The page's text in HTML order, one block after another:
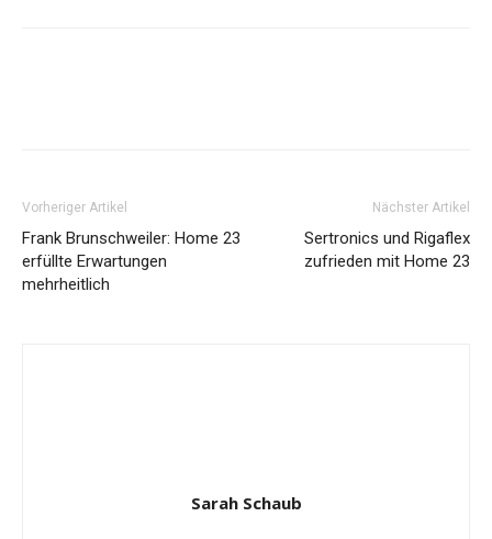
Vorheriger Artikel
Frank Brunschweiler: Home 23
erfüllte Erwartungen
mehrheitlich
Nächster Artikel
Sertronics und Rigaflex
zufrieden mit Home 23
Sarah Schaub